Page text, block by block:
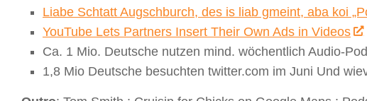
Liabe Schtatt Augschburch, des is liab gmeint, aba koi
YouTube Lets Partners Insert Their Own Ads in Videos
Ca. 1 Mio. Deutsche nutzen mind. wöchentlich Audio-
1,8 Mio Deutsche besuchten twitter.com im Juni Und